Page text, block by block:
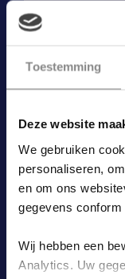
Toestemming
Deze website
We gebruiken
personaliseren,
en om ons
gegevens conform
Wij hebben een
Analytics. Uw